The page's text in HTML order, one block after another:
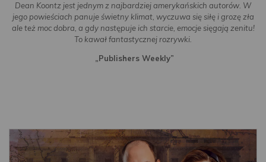
Dean Koontz jest jednym z najbardziej amerykańskich autorów. W
jego powieściach panuje świetny klimat, wyczuwa się siłę i grozę zła
ale też moc dobra, a gdy następuje ich starcie, emocje sięgają zenitu!
To kawał fantastycznej rozrywki.
„Publishers Weekly”